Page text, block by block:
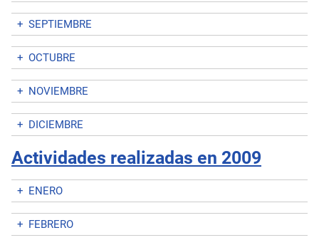
+ SEPTIEMBRE
+ OCTUBRE
+ NOVIEMBRE
+ DICIEMBRE
Actividades realizadas en 2009
+ ENERO
+ FEBRERO